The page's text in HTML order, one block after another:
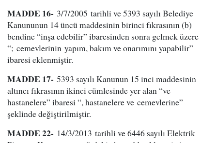
MADDE 16- 3/7/2005 tarihli ve 5393 sayılı Belediye
Kanununun 14 üncü maddesinin birinci fıkrasının (b)
bendine “inşa edebilir” ibaresinden sonra gelmek üzere
“; cemevlerinin yapım, bakım ve onarımını yapabilir”
ibaresi eklenmiştir.
MADDE 17- 5393 sayılı Kanunun 15 inci maddesinin
altıncı fıkrasının ikinci cümlesinde yer alan “ve
hastanelere” ibaresi “, hastanelere ve cemevlerine”
şeklinde değiştirilmiştir.
MADDE 22- 14/3/2013 tarihli ve 6446 sayılı Elektrik